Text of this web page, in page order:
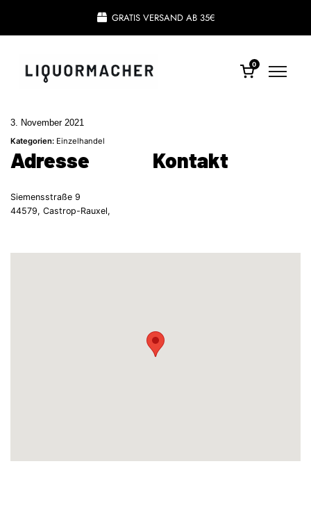
GRATIS VERSAND AB 35€
0
3. November 2021
Kategorien: Einzelhandel
Adresse
Siemensstraße 9
44579, Castrop-Rauxel,
Kontakt